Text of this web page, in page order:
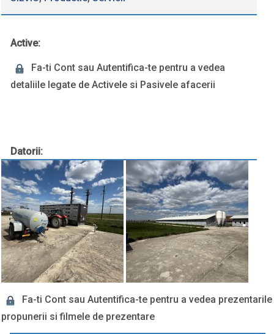
Active:
Fa-ti Cont sau Autentifica-te pentru a vedea
detaliile legate de Activele si Pasivele afacerii
Datorii:
Fa-ti Cont sau Autentifica-te pentru a vedea prezentarile
propunerii si filmele de prezentare